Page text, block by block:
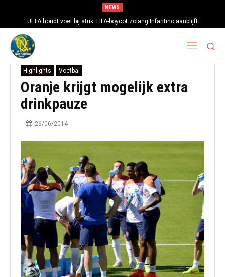
NEWS
UEFA houdt voet bij stuk: FIFA-boycot zolang Infantino aanblijft
Highlights Voetbal
Oranje krijgt mogelijk extra
drinkpauze
26/06/2014